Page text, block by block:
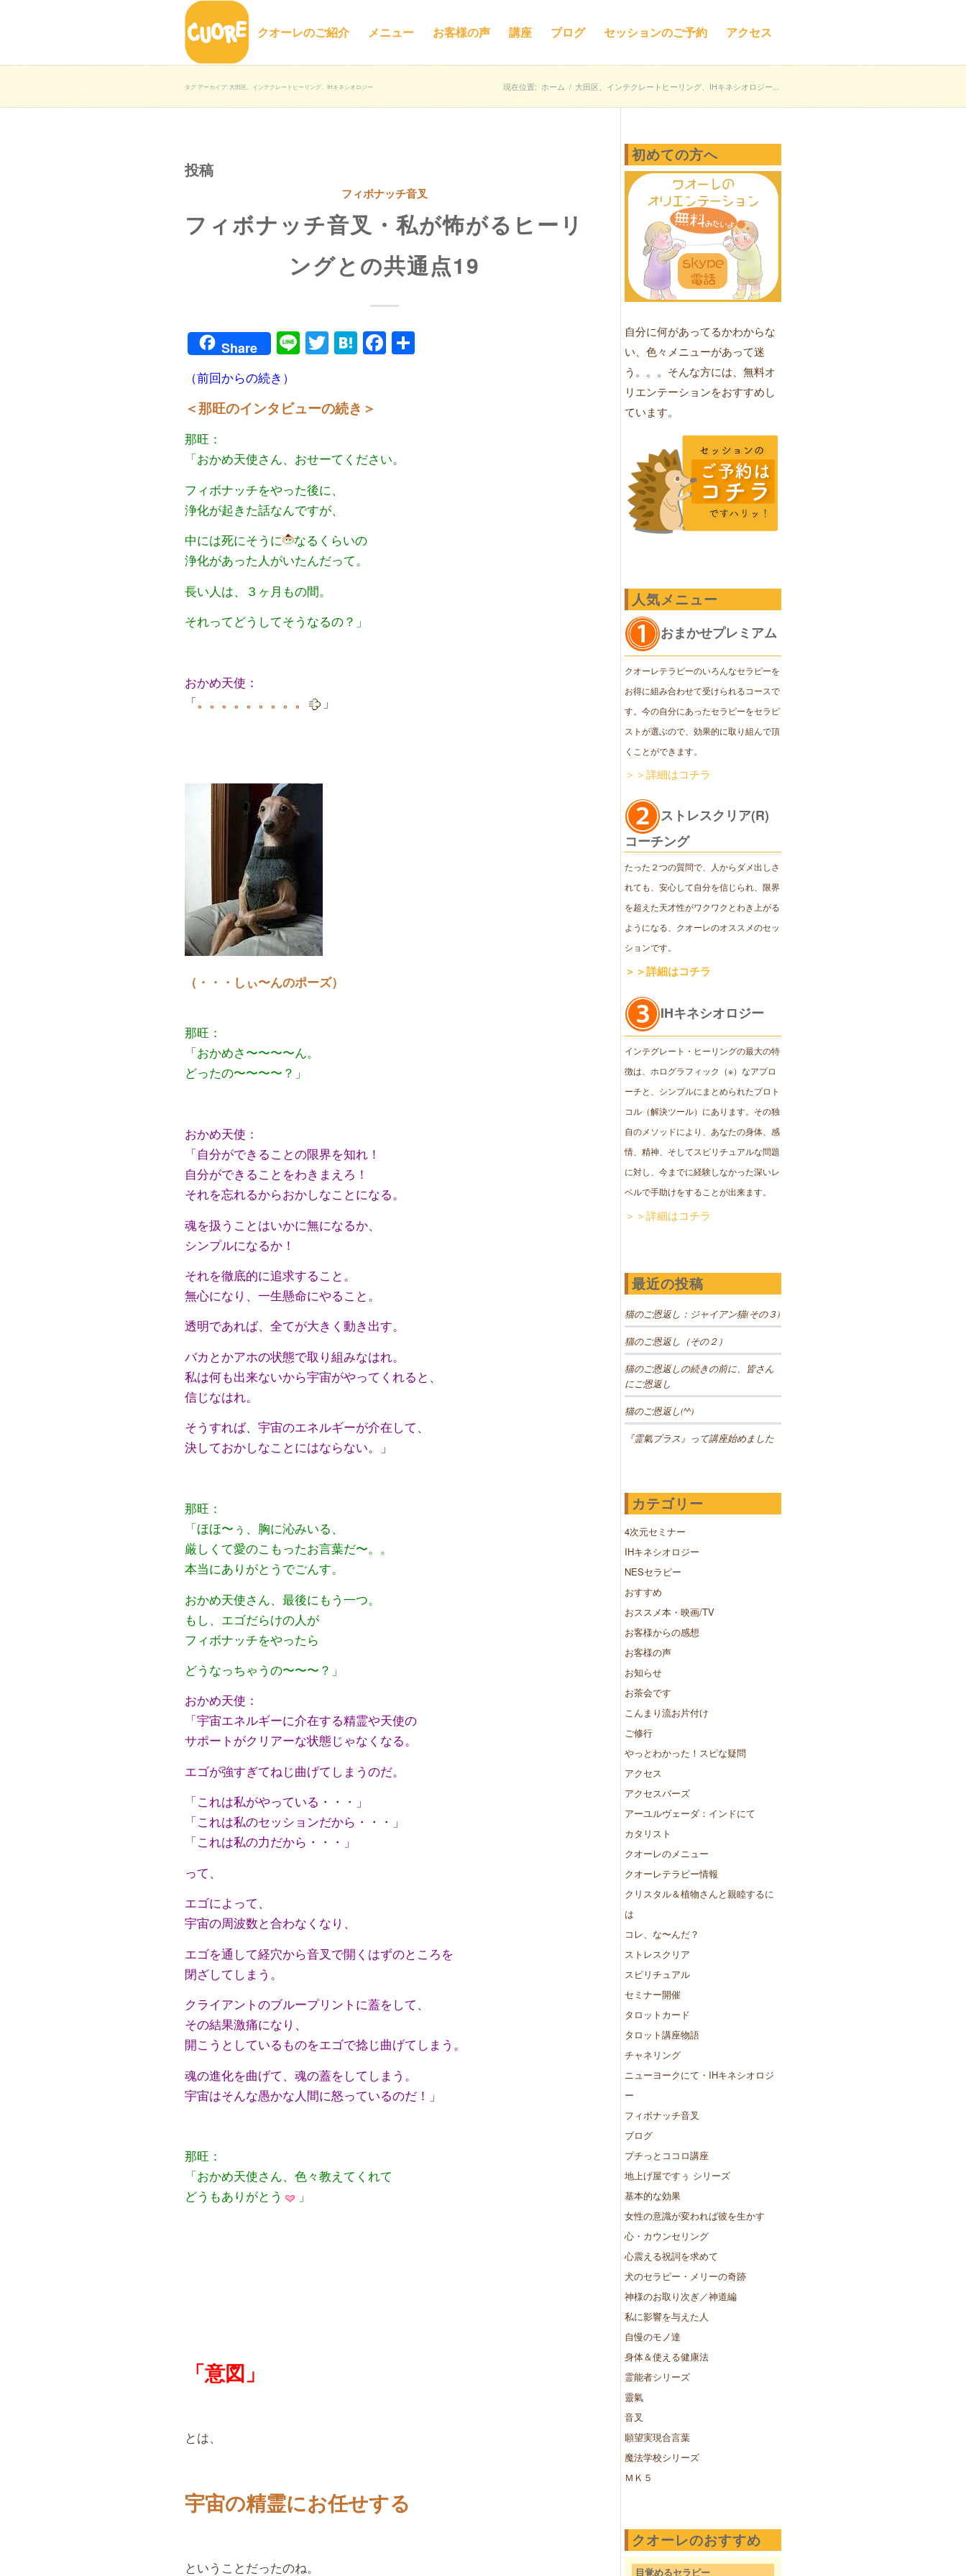
クオーレのご紹介 メニュー お客様の声 講座 ブログ セッションのご予約 アクセス
タグ アーカイブ: 大田区、インテクレートヒーリング、IHキネシオロジー 現在位置: ホーム / 大田区、インテクレートヒーリング、IHキネシオロジー...
投稿
フィボナッチ音叉
フィボナッチ音叉・私が怖がるヒーリ
ングとの共通点19
Share LineTwitter
HatenaFacebook
（前回からの続き）
＜那旺のインタビューの続き ＞
那旺：
「おかめ天使さん、おせーてください。
フィボナッチをやった後に、
浄化が起きた話なんですが、
中には死にそうに
なるくらいの
浄化があった人がいたんだって。
長い人は、３ヶ月もの間。
それってどうしてそうなるの？」
おかめ天使：
「。。。。。。。。。 」
（・・・しぃ〜んのポーズ）
那旺：
「おかめさ〜〜〜〜ん。
どったの〜〜〜〜？」
おかめ天使：
「自分ができることの限界を知れ！
自分ができることをわきまえろ！
それを忘れるからおかしなことになる。
魂を扱うことはいかに無になるか、
シンプルになるか！
それを徹底的に追求すること。
無心になり、一生懸命にやること。
透明であれば、全てが大きく動き出す。
バカとかアホの状態で取り組みなはれ。
私は何も出来ないから宇宙がやってくれると、
信じなはれ。
そうすれば、宇宙のエネルギーが介在して、
決しておかしなことにはならない。」
那旺：
「ほほ〜ぅ、胸に沁みいる、
厳しくて愛のこもったお言葉だ〜。。
本当にありがとうでごんす。
おかめ天使さん、最後にもう一つ。
もし、エゴだらけの人が
フィボナッチをやったら
どうなっちゃうの〜〜〜？」
おかめ天使：
「宇宙エネルギーに介在する精霊や天使の
サポートがクリアーな状態じゃなくなる。
エゴが強すぎてねじ曲げてしまうのだ。
「これは私がやっている・・・」
「これは私のセッションだから・・・」
「これは私の力だから・・・」
って、
エゴによって、
宇宙の周波数と合わなくなり、
エゴを通して経穴から音叉で開くはずのところを
閉ざしてしまう。
クライアントのブループリントに蓋をして、
その結果激痛になり、
開こうとしているものをエゴで捻じ曲げてしまう。
魂の進化を曲げて、魂の蓋をしてしまう。
宇宙はそんな愚かな人間に怒っているのだ！」
那旺：
「おかめ天使さん、色々教えてくれて
どうもありがとう
」
「意図」
とは、
宇宙の精霊にお任せする
ということだったのね。
初めての方へ
自分に何があってるかわからな
い、色々メニューがあって迷
う。。。そんな方には、無料オ
リエンテーションをおすすめし
ています。
人気メニュー
おまかせプレミアム
クオーレテラピーのいろんなセラピーを
お得に組み合わせて受けられるコースで
す。今の自分にあったセラピーをセラピ
ストが選ぶので、効果的に取り組んで頂
くことができます。
＞＞詳細はコチラ
ストレスクリア(R)
コーチング
たった２つの質問で、人からダメ出しさ
れても、安心して自分を信じられ、限界
を超えた天才性がワクワクとわき上がる
ようになる、クオーレのオススメのセッ
ションです。
＞＞詳細はコチラ
IHキネシオロジー
インテグレート・ヒーリングの最大の特
徴は、ホログラフィック（※）なアプロ
ーチと、シンプルにまとめられたプロト
コル（解決ツール）にあります。その独
自のメソッドにより、あなたの身体、感
情、精神、そしてスピリチュアルな問題
に対し、今までに経験しなかった深いレ
ベルで手助けをすることが出来ます。
＞＞詳細はコチラ
最近の投稿
猫のご恩返し：ジャイアン猫(その３)
猫のご恩返し（その２）
猫のご恩返しの続きの前に、皆さん
にご恩返し
猫のご恩返し(^^)
『霊氣プラス』って講座始めました
カテゴリー
4次元セミナー
IHキネシオロジー
NESセラピー
おすすめ
おススメ本・映画/TV
お客様からの感想
お客様の声
お知らせ
お茶会です
こんまり流お片付け
ご修行
やっとわかった！スピな疑問
アクセス
アクセスバーズ
アーユルヴェーダ：インドにて
カタリスト
クオーレのメニュー
クオーレテラピー情報
クリスタル＆植物さんと親睦するに
は
コレ、な〜んだ？
ストレスクリア
スピリチュアル
セミナー開催
タロットカード
タロット講座物語
チャネリング
ニューヨークにて・IHキネシオロジ
ー
フィボナッチ音叉
ブログ
プチっとココロ講座
地上げ屋ですぅ シリーズ
基本的な効果
女性の意識が変われば彼を生かす
心・カウンセリング
心震える祝詞を求めて
犬のセラピー・メリーの奇跡
神様のお取り次ぎ／神道編
私に影響を与えた人
自慢のモノ達
身体＆使える健康法
霊能者シリーズ
靈氣
音叉
願望実現合言葉
魔法学校シリーズ
ＭＫ５
クオーレのおすすめ
目覚めるセラピー